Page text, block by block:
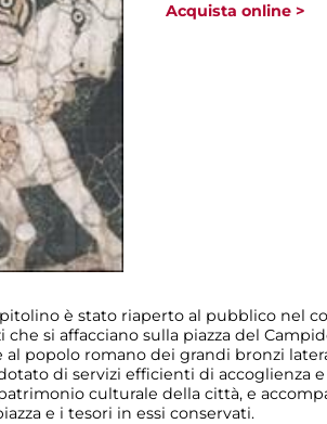
Acquista online >
è stato riaperto al pubblico nel
si affacciano sulla piazza del
al popolo romano dei grandi bronzi
di servizi efficienti di accoglienza
culturale della città, e
e i tesori in essi conservati.